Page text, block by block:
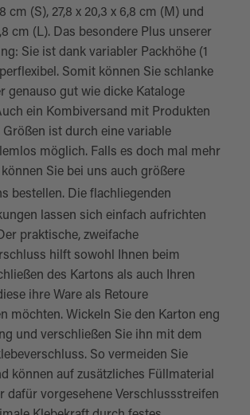
cm (S), 27,8 x 20,3 x 6,8 cm (M) und
cm (L). Das besondere Plus unserer
Sie ist dank variabler Packhöhe (1
Somit können Sie schlanke
genauso gut wie dicke Kataloge
ein Kombiversand mit Produkten
ist durch eine variable
möglich. Falls es doch mal mehr
Sie bei uns auch größere
bestellen. Die flachliegenden
lassen sich einfach aufrichten
praktische, zweifache
hilft sowohl Ihnen beim
des Kartons als auch Ihren
ihre Ware als Retoure
möchten. Wickeln Sie den Karton eng
und verschließen Sie ihn mit dem
So vermeiden Sie
können auf zusätzliches Füllmaterial
dafür vorgesehene Verschlussstreifen